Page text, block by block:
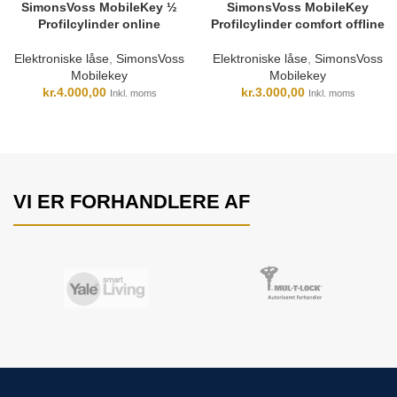
SimonsVoss MobileKey ½
Profilcylinder online
Elektroniske låse, SimonsVoss
Mobilekey
kr.4.000,00 Inkl. moms
SimonsVoss MobileKey
Profilcylinder comfort offline
Elektroniske låse, SimonsVoss
Mobilekey
kr.3.000,00 Inkl. moms
VI ER FORHANDLERE AF